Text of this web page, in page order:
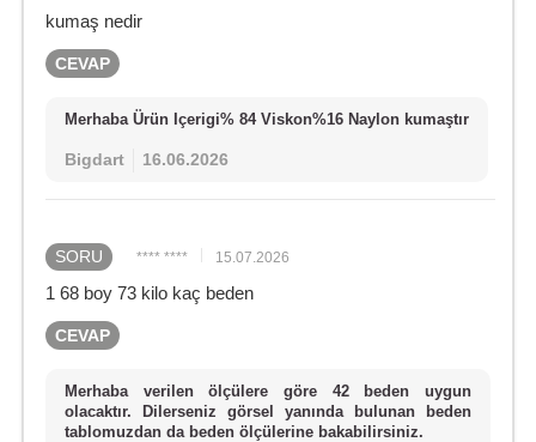
kumaş nedir
CEVAP
Merhaba Ürün Içerigi% 84 Viskon%16 Naylon kumaştır
Bigdart 16.06.2026
SORU **** **** 15.07.2026
1 68 boy 73 kilo kaç beden
CEVAP
Merhaba verilen ölçülere göre 42 beden uygun
olacaktır. Dilerseniz görsel yanında bulunan beden
tablomuzdan da beden ölçülerine bakabilirsiniz.